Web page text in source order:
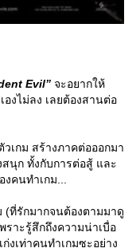
Evil” จะอยากให้
งไม่ลง เลยต้องสานต่อ
เกม สร้างภาคต่อออกมา
นุก ทั้งกับการต่อสู้ และ
งคนทำเกม...
(ที่รักมากจนต้องตามมาดู
ราะรู้สึกถึงความน่าเบื่อ
งเท่าคนทำเกมซะอย่าง